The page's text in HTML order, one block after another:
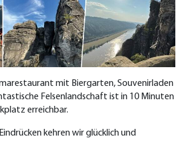
mit Biergarten, Souvenirladen
Felsenlandschaft ist in 10 Minuten
erreichbar.
kehren wir glücklich und